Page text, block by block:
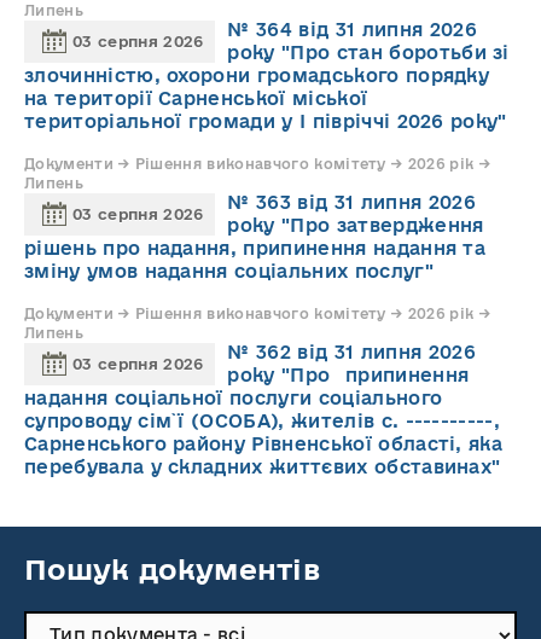
Липень
03 серпня 2026
№ 364 від 31 липня 2026
року "Про стан боротьби зі
злочинністю, охорони громадського порядку
на території Сарненської міської
територіальної громади у І півріччі 2026 року"
Документи → Рішення виконавчого комітету → 2026 рік →
Липень
03 серпня 2026
№ 363 від 31 липня 2026
року "Про затвердження
рішень про надання, припинення надання та
зміну умов надання соціальних послуг"
Документи → Рішення виконавчого комітету → 2026 рік →
Липень
03 серпня 2026
№ 362 від 31 липня 2026
року "Про припинення
надання соціальної послуги соціального
супроводу cім`ї (ОСОБА), жителів с. ----------,
Сарненського району Рівненської області, яка
перебувала у складних життєвих обставинах"
Пошук документів